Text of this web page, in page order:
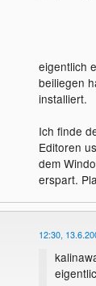
eigentlich
beiliegen
installiert.
Ich finde
Editoren
dem
erspart.
12:30,